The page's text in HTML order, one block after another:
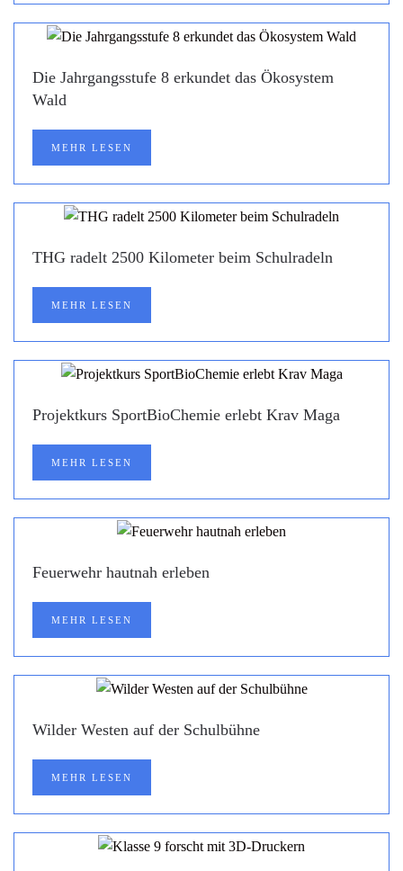
Die Jahrgangsstufe 8 erkundet das Ökosystem
Wald
MEHR LESEN
THG radelt 2500 Kilometer beim Schulradeln
MEHR LESEN
Projektkurs SportBioChemie erlebt Krav Maga
MEHR LESEN
Feuerwehr hautnah erleben
MEHR LESEN
Wilder Westen auf der Schulbühne
MEHR LESEN